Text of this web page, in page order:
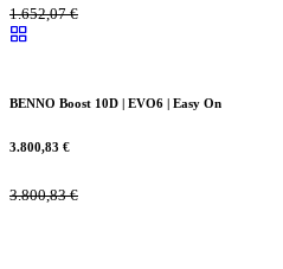
1.652,07€
BENNO Boost 10D | EVO6 | Easy On
3.800,83 €
3.800,83€